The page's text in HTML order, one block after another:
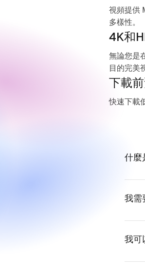
視頻提供
多樣性。
4K和
無論您是
目的完美
下載
快速下載
什麼
我需
我可